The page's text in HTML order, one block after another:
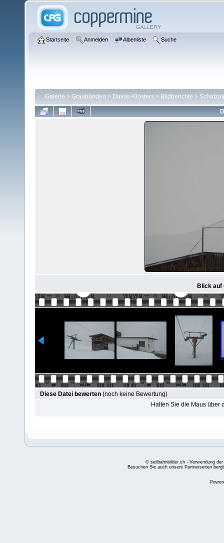
Startseite Anmelden Albenliste Suche
Galerie > Graubünden > Davos-Klosters > Bildberichte >
Blick auf
Diese Datei bewerten (noch keine Bewertung)
Halten Sie die Maus über
© seilbahnbilder.ch - Verwendung
Besuchen Sie auch unsere Partnerseiten